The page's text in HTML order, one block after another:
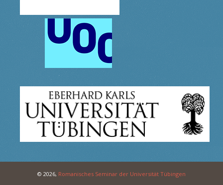
© 2026, Romanisches Seminar der Universität Tübingen